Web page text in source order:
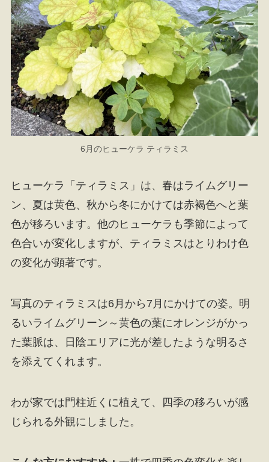
6月のヒューケラ ティラミス
ヒューケラ「ティラミス」は、春はライムグリー
ン、夏は黄色、秋から冬にかけては赤褐色へと葉
色が移ろいます。他のヒューケラも季節によって
色合いが変化しますが、ティラミスはとりわけ色
の変化が顕著です。
写真のティラミスは6月から7月にかけての姿。明
るいライムグリーン～黄色の葉にオレンジがかっ
た葉脈は、日陰エリアに光が差したような明るさ
を添えてくれます。
わが家では門柱近くに植えて、四季の移ろいが感
じられる外観にしました。